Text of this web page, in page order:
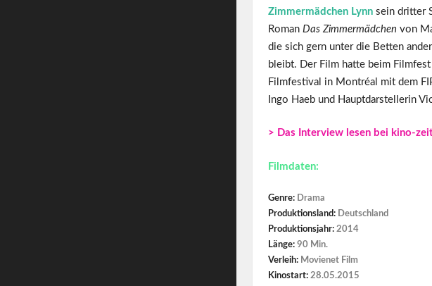
Zimmermädchen Lynn sein dritter
Roman Das Zimmermädchen von
die sich gern unter die Betten
bleibt. Der Film hatte beim
Filmfestival in Montréal mit dem
Ingo Haeb und Hauptdarstellerin
> Das Interview lesen bei kino-
Filmdaten:
Genre: Drama
Produktionsland: Deutschland
Produktionsjahr: 2014
Länge: 90 Min.
Verleih: Movienet Film
Kinostart: 28.05.2015